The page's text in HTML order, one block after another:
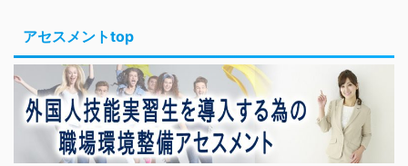
アセスメントtop